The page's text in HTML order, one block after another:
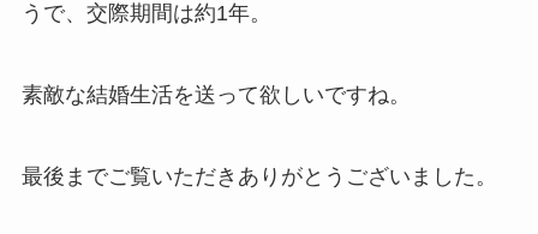
うで、交際期間は約1年。
素敵な結婚生活を送って欲しいですね。
最後までご覧いただきありがとうございました。